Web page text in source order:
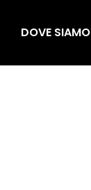
DOVE SIAMO